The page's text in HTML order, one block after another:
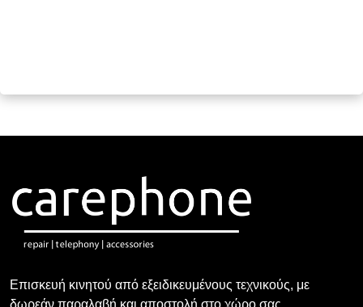
Επισκευή κινητού από εξειδικευμένους τεχνικούς, με